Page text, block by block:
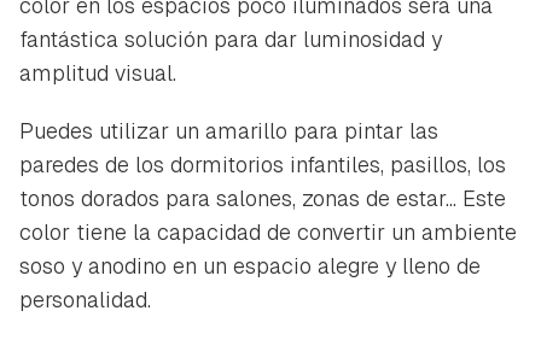
iniciar sesión con tu cuenta de Hogarmanía.
INICIAR SESIÓN
color en los espacios poco iluminados será una
fantástica solución para dar luminosidad y
amplitud visual.
Puedes utilizar un amarillo para pintar las
paredes de los dormitorios infantiles, pasillos, los
tonos dorados para salones, zonas de estar... Este
color tiene la capacidad de convertir un ambiente
soso y anodino en un espacio alegre y lleno de
personalidad.
ACEPTAR